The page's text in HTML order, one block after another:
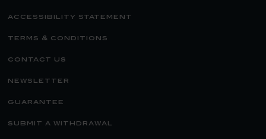
accessibility statement
terms & conditions
contact us
newsletter
guarantee
submit a withdrawal